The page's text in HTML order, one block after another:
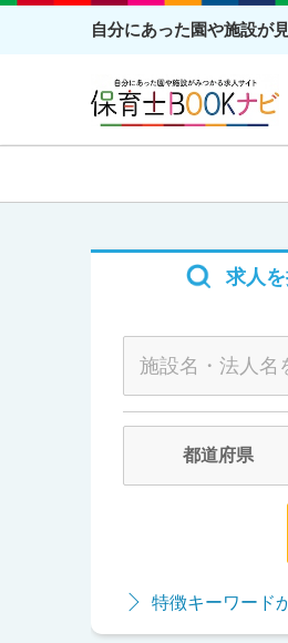
自分にあった園や施設が
求人
特徴キーワード